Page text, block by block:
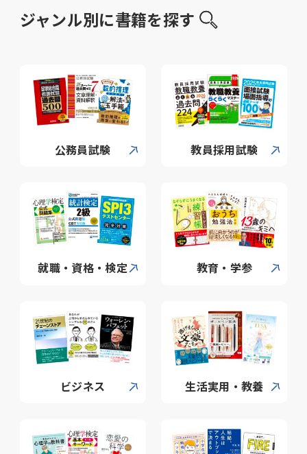
ジャンル別に書籍を探す
公務員試験 教員採用試験
就職・資格・検定 教育・学参
ビジネス 生活実用・教養